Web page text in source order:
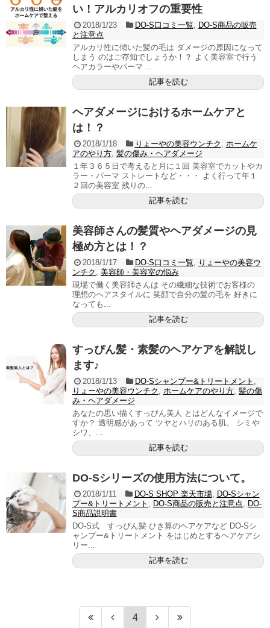
い！アルカリオフの重要性
2018/1/23 DO-S口コミ一覧
DO-S商品の販売
と注意点
アルカリ性に傾いた髪の毛は ダメージの原因になって
しまう のはご存知でしょうか！？ よく美容室で行う
ヘアカラーやパーマ ...
記事を読む
ヘアダメージにおけるホームケアと
は！？
2018/1/18 りょーやの美容ウンチク
ホームケ
アのやり方 髪の傷み・ヘアダメージ
１年３６５日で考えると月に１回 美容室でカットやカ
ラー・パーマ ストレートなど・・・ よく行って年１
２回の美容室 残りの...
記事を読む
美容師さんの髪質やヘアダメージの見
極め方とは！？
2018/1/17 DO-S口コミ一覧
りょーやの美容ウ
ンチク
美容師・美容室の悩み
現場で働く美容師さんは その繊細な技術でお客様の
理想のヘアスタイルに 笑顔で自分の髪の毛を 好きに
なっても...
記事を読む
すっぴん髪・素髪のヘアケアを解説し
ます♪
2018/1/13 DO-Sシャンプー&トリートメント
りょーやの美容ウンチク
ホームケアのやり方 髪の傷
み・ヘアダメージ
あなたの思い描くすっぴん美人 とはどんなイメージで
すか？ 透明感があって ツヤとハリのある肌。 シミや
シワ、...
記事を読む
DO-Sシリーズの使用方法について。
2018/1/11 DO-S SHOP 楽天市場,
DO-Sシャン
プー&トリートメント
DO-S商品の販売と注意点
DO-
S商品説明書
DO-S式 すっぴん髪 ひき算のヘアケアなど DO-Sシ
ャンプー&トリートメント をはじめとするヘアケアシ
リー...
記事を読む
4